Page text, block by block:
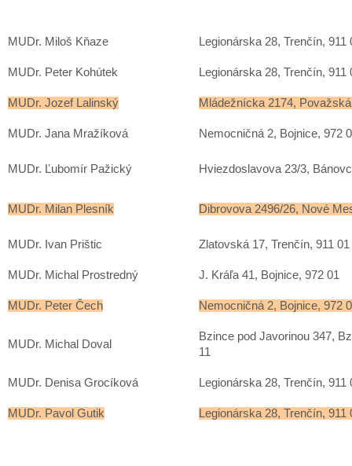
MUDr. Miloš Kňaze Legionárska 28, Trenčín, 911
MUDr. Peter Kohútek Legionárska 28, Trenčín, 911
MUDr. Jozef Lalinský Mládežnícka 2174,
MUDr. Jana Mražíková Nemocničná 2, Bojnice, 972
MUDr. Ľubomír Pažický Hviezdoslavova 23/3,
MUDr. Milan Plesník Dibrovova 2496/26, Nové
MUDr. Ivan Prištic Zlatovská 17, Trenčín, 911 01
MUDr. Michal Prostredný J. Kráľa 41, Bojnice, 972 01
MUDr. Peter Čech Nemocničná 2, Bojnice, 972
MUDr. Michal Doval
Bzince pod Javorinou 347,
11
MUDr. Denisa Grocíková Legionárska 28, Trenčín, 911
MUDr. Pavol Gutik Legionárska 28, Trenčín, 911